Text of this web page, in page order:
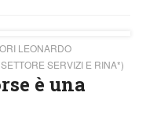
LEONARDO
SERVIZI E RINA*)
è una